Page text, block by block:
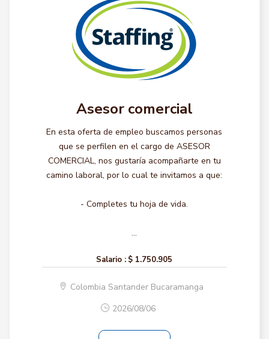
Asesor comercial
En esta oferta de empleo buscamos personas
que se perfilen en el cargo de ASESOR
COMERCIAL, nos gustaría acompañarte en tu
camino laboral, por lo cual te invitamos a que:
- Completes tu hoja de vida.
...
Salario : $ 1.750.905
Colombia Santander Bucaramanga
2026/08/06